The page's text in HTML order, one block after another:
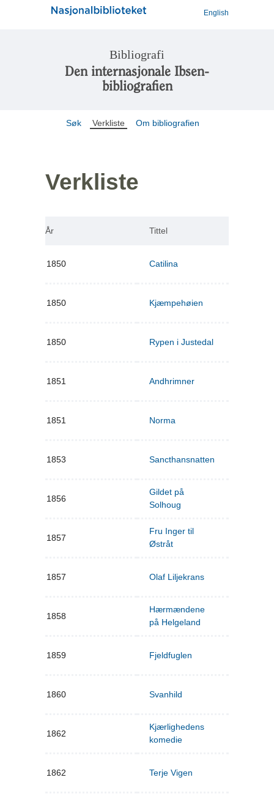
English
Bibliografi
Den internasjonale Ibsen-
bibliografien
Søk Verkliste Om bibliografien
Verkliste
År Tittel
1850 Catilina
1850 Kjæmpehøien
1850 Rypen i Justedal
1851 Andhrimner
1851 Norma
1853 Sancthansnatten
1856
Gildet på
Solhoug
1857
Fru Inger til
Østråt
1857 Olaf Liljekrans
1858
Hærmændene
på Helgeland
1859 Fjeldfuglen
1860 Svanhild
1862
Kjærlighedens
komedie
1862 Terje Vigen